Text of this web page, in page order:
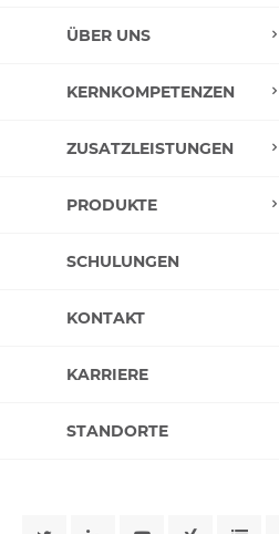
ÜBER UNS
KERNKOMPETENZEN
ZUSATZLEISTUNGEN
PRODUKTE
SCHULUNGEN
KONTAKT
KARRIERE
STANDORTE